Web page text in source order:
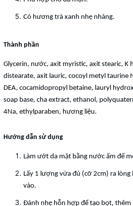
Có hương trà xanh nhẹ nhàng.
Thành phần
Glycerin, nước, axit myristic, axit stearic, K
distearate, axit lauric, cocoyl metyl taurine
DEA, cocamidopropyl betaine, lauryl
soap base, cha extract, ethanol,
4Na, ethylparaben, hương liệu.
Hướng dẫn sử dụng
Làm ướt da mặt bằng nước ấm để
Lấy 1 lượng vừa đủ (cỡ 2cm) ra
vào.
Đánh nhẹ hỗn hợp để tạo bọt, thêm